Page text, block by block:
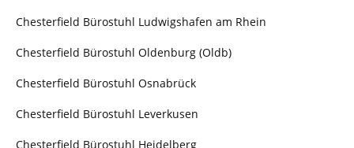
Chesterfield Bürostuhl Ludwigshafen am Rhein
Chesterfield Bürostuhl Oldenburg (Oldb)
Chesterfield Bürostuhl Osnabrück
Chesterfield Bürostuhl Leverkusen
Chesterfield Bürostuhl Heidelberg